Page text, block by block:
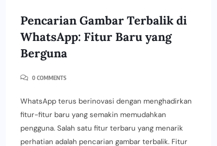
Pencarian Gambar Terbalik di
WhatsApp: Fitur Baru yang
Berguna
0 COMMENTS
WhatsApp terus berinovasi dengan menghadirkan
fitur-fitur baru yang semakin memudahkan
pengguna. Salah satu fitur terbaru yang menarik
perhatian adalah pencarian gambar terbalik. Fitur